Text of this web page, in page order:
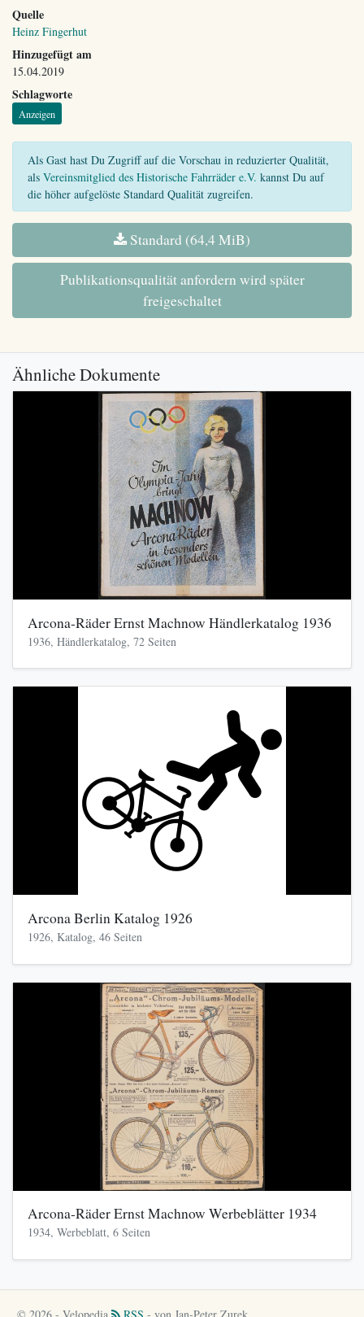
Quelle
Heinz Fingerhut
Hinzugefügt am
15.04.2019
Schlagworte
Anzeigen
Als Gast hast Du Zugriff auf die Vorschau in reduzierter Qualität,
als Vereinsmitglied des Historische Fahrräder e.V. kannst Du auf
die höher aufgelöste Standard Qualität zugreifen.
Standard (64,4 MiB)
Publikationsqualität anfordern wird später
freigeschaltet
Ähnliche Dokumente
Arcona-Räder Ernst Machnow Händlerkatalog 1936
1936, Händlerkatalog, 72 Seiten
Arcona Berlin Katalog 1926
1926, Katalog, 46 Seiten
Arcona-Räder Ernst Machnow Werbeblätter 1934
1934, Werbeblatt, 6 Seiten